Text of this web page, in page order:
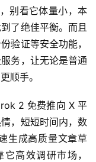
别看它体量小，本
了绝佳平衡。而且
验证等安全功能，
务，让无论是普通
顺手。
2 免费推向 X 平
，短短时间内，数
生成高质量文章草
高效调研市场，